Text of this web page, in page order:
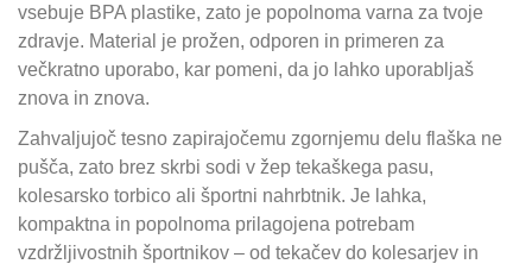
vsebuje BPA plastike, zato je popolnoma varna za tvoje
zdravje. Material je prožen, odporen in primeren za
večkratno uporabo, kar pomeni, da jo lahko uporabljaš
znova in znova.
Zahvaljujoč tesno zapirajočemu zgornjemu delu flaška ne
pušča, zato brez skrbi sodi v žep tekaškega pasu,
kolesarsko torbico ali športni nahrbtnik. Je lahka,
kompaktna in popolnoma prilagojena potrebam
vzdržljivostnih športnikov – od tekačev do kolesarjev in